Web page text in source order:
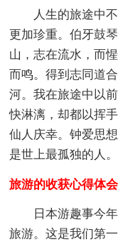
人生的旅途中不
更加珍重。伯牙鼓
山，志在流水，而
而鸣。得到志同道
河。我在旅途中以
快淋漓，却都以挥
仙人庆幸。钟爱思
是世上最孤独的人。
旅游的收获心得体
日本游趣事今年
旅游。这是我们第